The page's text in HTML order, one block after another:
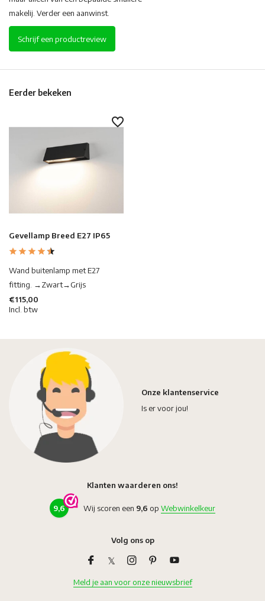
makelij. Verder een aanwinst.
Schrijf een productreview
Eerder bekeken
Gevellamp Breed E27 IP65
Wand buitenlamp met E27
fitting. →Zwart→Grijs
€115,00
Incl. btw
Onze klantenservice
Is er voor jou!
Klanten waarderen ons!
9,6 Wij scoren een 9,6 op Webwinkelkeur
Volg ons op
Meld je aan voor onze nieuwsbrief